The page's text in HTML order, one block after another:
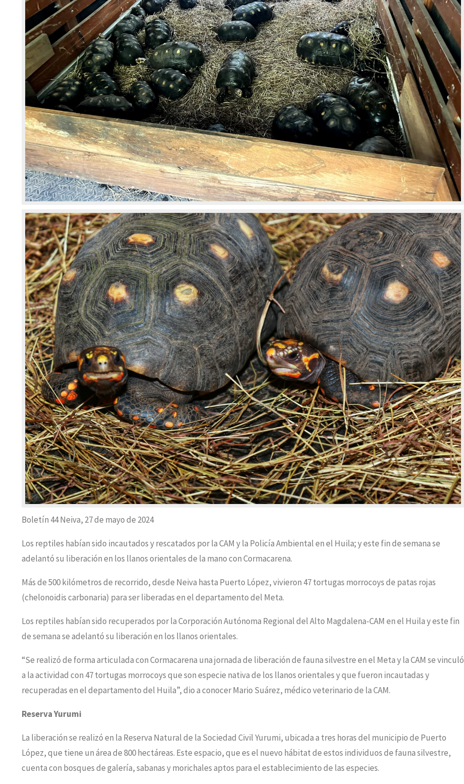
Boletín 44 Neiva, 27 de mayo de 2024
Los reptiles habían sido incautados y rescatados por la CAM y la Policía Ambiental en el Huila; y este fin de semana se
adelantó su liberación en los llanos orientales de la mano con Cormacarena.
Más de 500 kilómetros de recorrido, desde Neiva hasta Puerto López, vivieron 47 tortugas morrocoys de patas rojas
(chelonoidis carbonaria) para ser liberadas en el departamento del Meta.
Los reptiles habían sido recuperados por la Corporación Autónoma Regional del Alto Magdalena-CAM en el Huila y este fin
de semana se adelantó su liberación en los llanos orientales.
“Se realizó de forma articulada con Cormacarena una jornada de liberación de fauna silvestre en el Meta y la CAM se vinculó
a la actividad con 47 tortugas morrocoys que son especie nativa de los llanos orientales y que fueron incautadas y
recuperadas en el departamento del Huila”, dio a conocer Mario Suárez, médico veterinario de la CAM.
Reserva Yurumi
La liberación se realizó en la Reserva Natural de la Sociedad Civil Yurumi, ubicada a tres horas del municipio de Puerto
López, que tiene un área de 800 hectáreas. Este espacio, que es el nuevo hábitat de estos individuos de fauna silvestre,
cuenta con bosques de galería, sabanas y morichales aptos para el establecimiento de las especies.